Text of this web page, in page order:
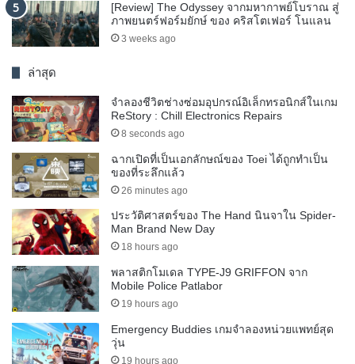
[Review] The Odyssey จากมหากาพย์โบราณ สู่
ภาพยนตร์ฟอร์มยักษ์ ของ คริสโตเฟอร์ โนแลน
3 weeks ago
ล่าสุด
จำลองชีวิตช่างซ่อมอุปกรณ์อิเล็กทรอนิกส์ในเกม
ReStory : Chill Electronics Repairs
8 seconds ago
ฉากเปิดที่เป็นเอกลักษณ์ของ Toei ได้ถูกทำเป็น
ของที่ระลึกแล้ว
26 minutes ago
ประวัติศาสตร์ของ The Hand นินจาใน Spider-
Man Brand New Day
18 hours ago
พลาสติกโมเดล TYPE-J9 GRIFFON จาก
Mobile Police Patlabor
19 hours ago
Emergency Buddies เกมจำลองหน่วยแพทย์สุด
วุ่น
19 hours ago